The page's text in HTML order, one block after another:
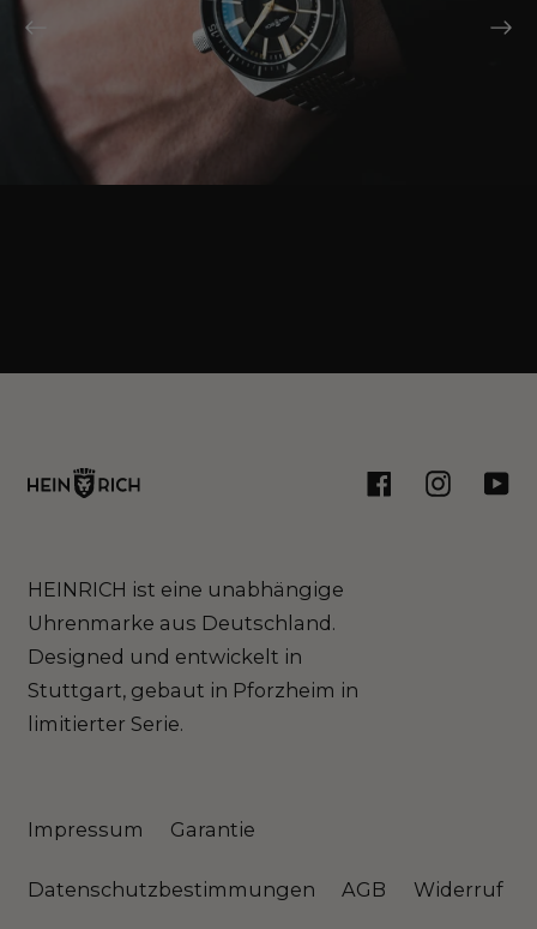
FacebookInstagram
HEINRICH ist eine unabhängige
Uhrenmarke aus Deutschland.
Designed und entwickelt in
Stuttgart, gebaut in Pforzheim in
limitierter Serie.
Impressum Garantie
Datenschutzbestimmungen AGB Widerruf